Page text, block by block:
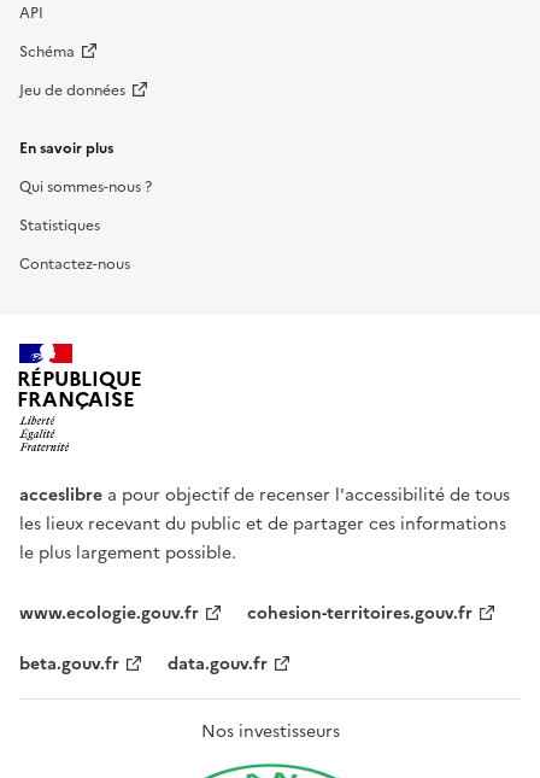
API
Schéma
Jeu de données
En savoir plus
Qui sommes-nous ?
Statistiques
Contactez-nous
RÉPUBLIQUE
FRANÇAISE
acceslibre a pour objectif de recenser l'accessibilité de tous
les lieux recevant du public et de partager ces informations
le plus largement possible.
www.ecologie.gouv.fr
cohesion-territoires.gouv.fr
beta.gouv.fr
data.gouv.fr
Nos investisseurs